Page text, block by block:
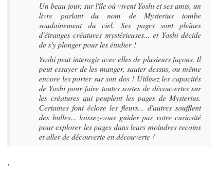
Un beau jour, sur l'île où vivent Yoshi et ses amis, un
livre parlant du nom de Mysterius tombe
soudainement du ciel. Ses pages sont pleines
d'étranges créatures mystérieuses... et Yoshi décide
de s'y plonger pour les étudier !
Yoshi peut interagir avec elles de plusieurs façons. Il
peut essayer de les manger, sauter dessus, ou même
encore les porter sur son dos ! Utilisez les capacités
de Yoshi pour faire toutes sortes de découvertes sur
les créatures qui peuplent les pages de Mysterius.
Certaines font éclore les fleurs... d'autres soufflent
des bulles... laissez-vous guider par votre curiosité
pour explorer les pages dans leurs moindres recoins
et aller de découverte en découverte !
,